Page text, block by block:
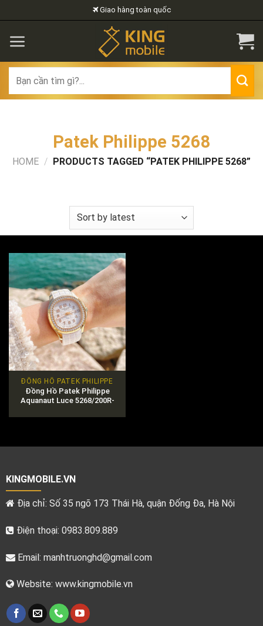
to
content
Giao hàng toàn quốc
for:
Patek Philippe 5268
HOME / PRODUCTS TAGGED “PATEK PHILIPPE 5268”
ĐỒNG HỒ PATEK PHILIPPE
Đồng Hồ Patek Philippe
Aquanaut Luce 5268/200R-
KINGMOBILE.VN
Địa chỉ: Số 35 ngõ 173 Thái Hà, quận Đống Đa, Hà Nội
Điện thoại: 0983.809.889
Email: manhtruonghd@gmail.com
Website: www.kingmobile.vn